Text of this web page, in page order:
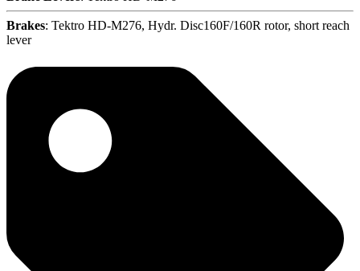
Brakes: Tektro HD-M276, Hydr. Disc160F/160R rotor, short reach
lever